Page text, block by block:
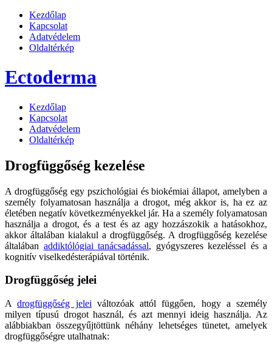
Kezdőlap
Kapcsolat
Adatvédelem
Oldaltérkép
Ectoderma
Kezdőlap
Kapcsolat
Adatvédelem
Oldaltérkép
Drogfüggőség kezelése
A drogfüggőség egy pszichológiai és biokémiai állapot, amelyben a
személy folyamatosan használja a drogot, még akkor is, ha ez az
életében negatív következményekkel jár. Ha a személy folyamatosan
használja a drogot, és a test és az agy hozzászokik a hatásokhoz,
akkor általában kialakul a drogfüggőség. A drogfüggőség kezelése
általában addiktólógiai tanácsadással, gyógyszeres kezeléssel és a
kognitív viselkedésterápiával történik.
Drogfüggőség jelei
Adrogfüggőség jelei változóak attól függően, hogy a személy
milyen típusú drogot használ, és azt mennyi ideig használja. Az
alábbiakban összegyűjtöttünk néhány lehetséges tünetet, amelyek
drogfüggőségre utalhatnak: